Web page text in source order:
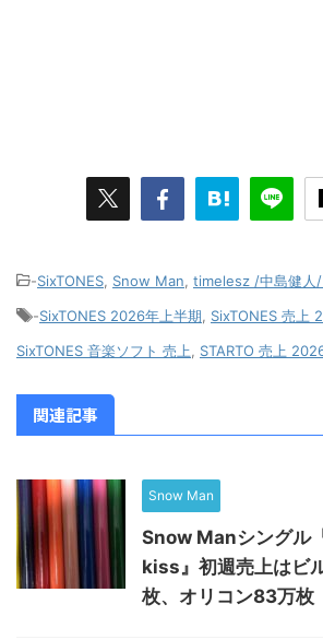
-SixTONES Snow Man timelesz /中島健人
-SixTONES 2026年上半期 SixTONES 売上
SixTONES 音楽ソフト 売上
STARTO 売上
関連記事
Snow Man
Snow Manシングル
kiss』初週売上はビ
枚、オリコン83万枚